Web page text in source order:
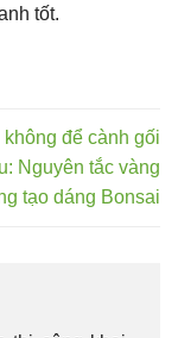
tốt.
không để cành gối
Nguyên tắc vàng
tạo dáng Bonsai